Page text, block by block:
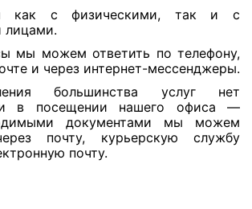
как с физическими, так и с
лицами.
мы можем ответить по телефону,
и через интернет-мессенджеры.
большинства услуг нет
в посещении нашего офиса —
документами мы можем
почту, курьерскую службу
почту.